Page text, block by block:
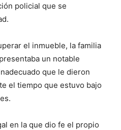
policial que se
el inmueble, la familia
un notable
que le dieron
el tiempo que estuvo bajo
en la que dio fe el propio